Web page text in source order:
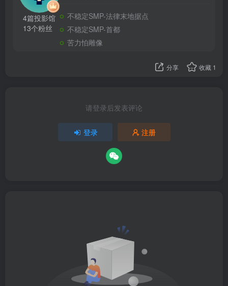
4篇投影馆
13个粉丝
不稳定SMP-法律末地据点
不稳定SMP-首都
苦力怕雕像
分享 收藏 1
请登录后发表评论
登录 注册